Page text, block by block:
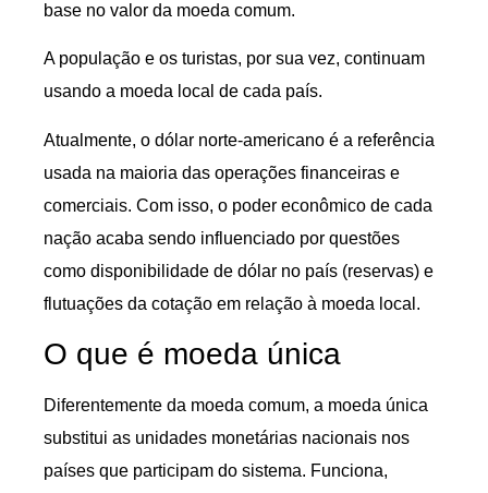
base no valor da moeda comum.
A população e os turistas, por sua vez, continuam
usando a moeda local de cada país.
Atualmente, o dólar norte-americano é a referência
usada na maioria das operações financeiras e
comerciais. Com isso, o poder econômico de cada
nação acaba sendo influenciado por questões
como disponibilidade de dólar no país (reservas) e
flutuações da cotação em relação à moeda local.
O que é moeda única
Diferentemente da moeda comum, a moeda única
substitui as unidades monetárias nacionais nos
países que participam do sistema. Funciona,